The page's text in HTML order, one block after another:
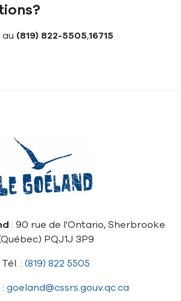
au (819) 822-5505,16715
: 90 rue de l'Ontario, Sherbrooke
PQJ1J 3P9
Tél. : (819) 822 5505
goeland@cssrs.gouv.qc.ca